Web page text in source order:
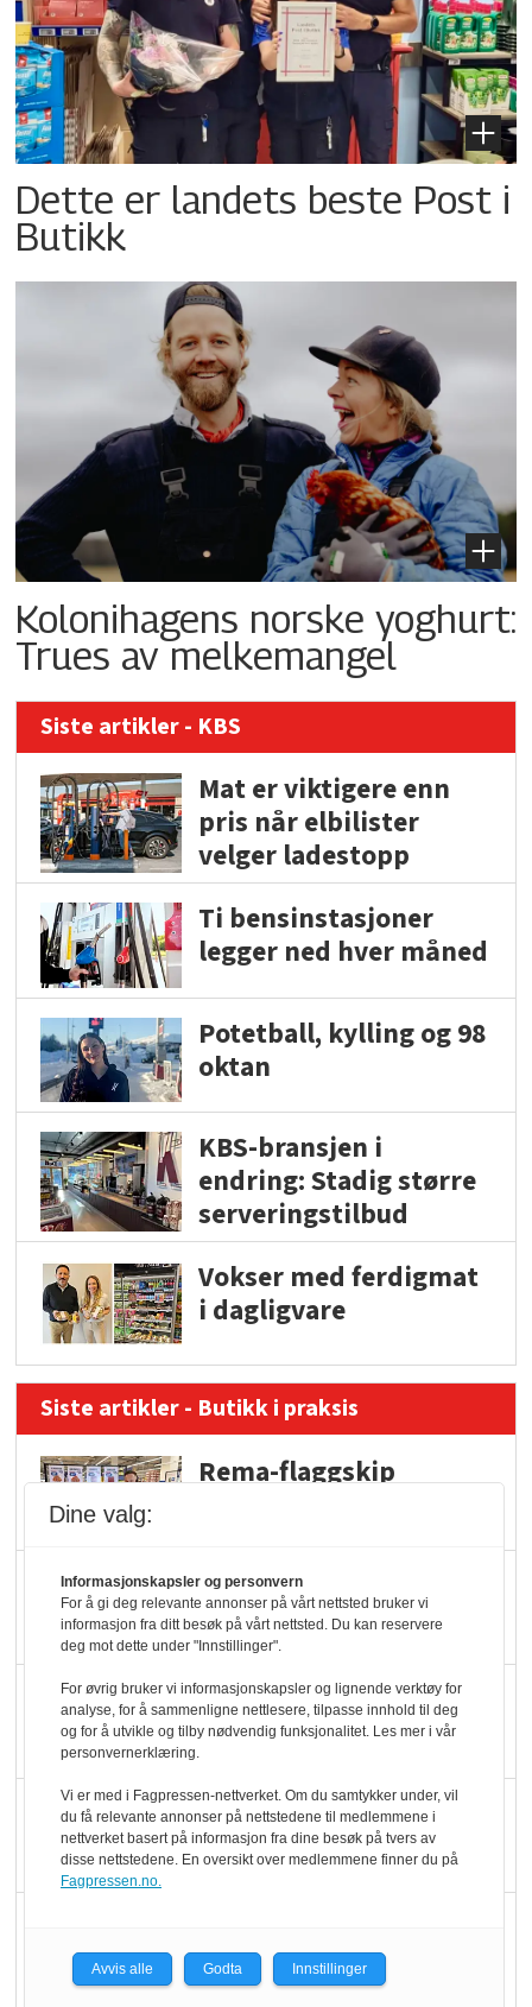
Dette er landets beste Post i
Butikk
Kolonihagens norske yoghurt:
Trues av melkemangel
Siste artikler - KBS
Mat er viktigere enn
pris når elbilister
velger ladestopp
Ti bensinstasjoner
legger ned hver måned
Potetball, kylling og 98
oktan
KBS-bransjen i
endring: Stadig større
serveringstilbud
Vokser med ferdigmat
i dagligvare
Siste artikler - Butikk i praksis
Rema-flaggskip
Slik opprettholdes
ølsalget
Færre varer, men fulle
hyller
KI lager mat i butikken
Rema i 2025
Dine valg:
Informasjonskapsler og personvern
For å gi deg relevante annonser på vårt nettsted bruker vi
informasjon fra ditt besøk på vårt nettsted. Du kan reservere
deg mot dette under "Innstillinger".
For øvrig bruker vi informasjonskapsler og lignende verktøy for
analyse, for å sammenligne nettlesere, tilpasse innhold til deg
og for å utvikle og tilby nødvendig funksjonalitet. Les mer i vår
personvernerklæring.
Vi er med i Fagpressen-nettverket. Om du samtykker under, vil
du få relevante annonser på nettstedene til medlemmene i
nettverket basert på informasjon fra dine besøk på tvers av
disse nettstedene. En oversikt over medlemmene finner du på
Fagpressen.no.
Avvis alle Godta Innstillinger